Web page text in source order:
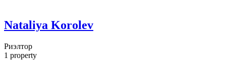
Nataliya Korolev
Риэлтор
1 property